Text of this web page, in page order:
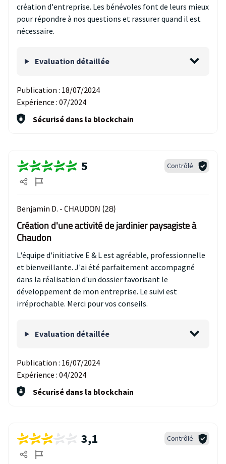
création d'entreprise. Les bénévoles font de leurs mieux
pour répondre à nos questions et rassurer quand il est
nécessaire.
Evaluation détaillée
Publication : 18/07/2024
Expérience : 07/2024
Sécurisé dans la blockchain
5 Contrôlé
Benjamin D. - CHAUDON (28)
Création d'une activité de jardinier paysagiste à
Chaudon
L'équipe d'initiative E & L est agréable, professionnelle
et bienveillante. J'ai été parfaitement accompagné
dans la réalisation d'un dossier favorisant le
développement de mon entreprise. Le suivi est
irréprochable. Merci pour vos conseils.
Evaluation détaillée
Publication : 16/07/2024
Expérience : 04/2024
Sécurisé dans la blockchain
3,1 Contrôlé